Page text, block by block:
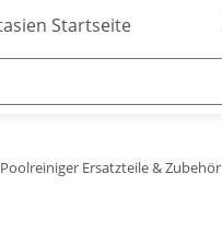
Poolreiniger Ersatzteile & Zubehör